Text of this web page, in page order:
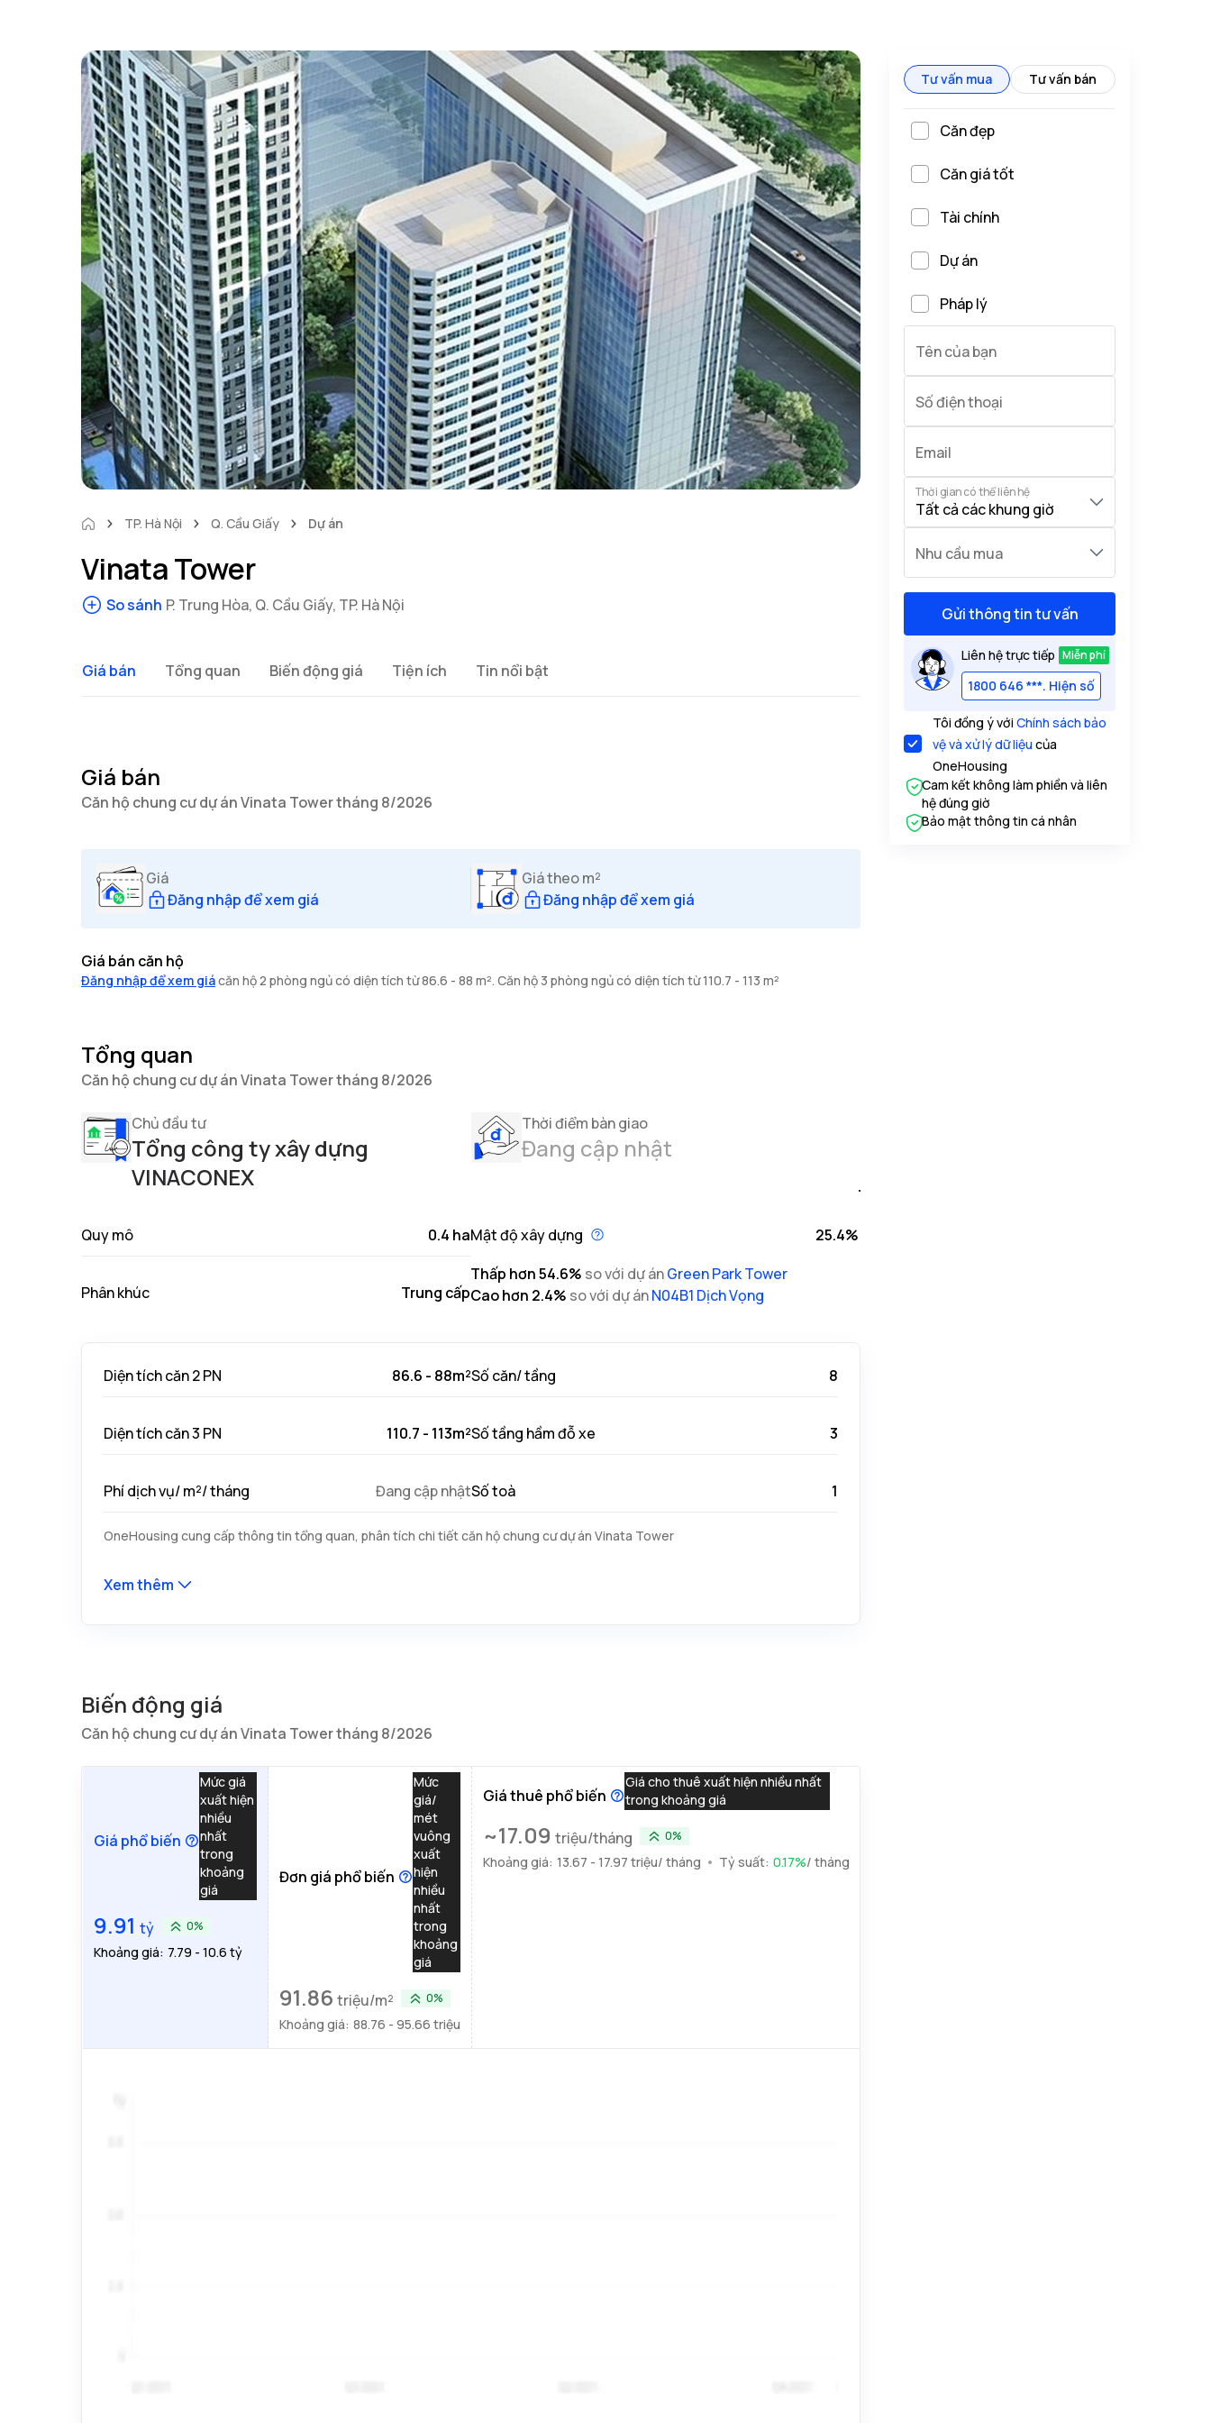
TP. Hà Nội Q. Cầu Giấy Dự án
Vinata Tower
So sánh P. Trung Hòa, Q. Cầu Giấy, TP. Hà Nội
Giá bán Tổng quan Biến động giá Tiện ích Tin nổi bật
Giá bán
Căn hộ chung cư dự án Vinata Tower tháng 8/2026
Giá
Đăng nhập để xem giá
Giá theo m²
Đăng nhập để xem giá
Giá bán căn hộ
Đăng nhập để xem giácăn hộ 2 phòng ngủ có diện tích từ 86.6 - 88 m². Căn hộ 3 phòng ngủ có diện tích từ 110.7 - 113 m²
Tổng quan
Căn hộ chung cư dự án Vinata Tower tháng 8/2026
Chủ đầu tư
Tổng công ty xây dựng
VINACONEX
Thời điểm bàn giao
Đang cập nhật
Quy mô 0.4 ha
Phân khúc Trung cấp
Mật độ xây dựng
25.4%
Thấp hơn54.6% so với dự ánGreen Park Tower
Cao hơn 2.4% so với dự ánN04B1 Dịch Vọng
Diện tích căn 2 PN 86.6 - 88m²
Diện tích căn 3 PN 110.7 - 113m²
Phí dịch vụ/ m²/ tháng Đang cập nhật
Số căn/ tầng 8
Số tầng hầm đỗ xe 3
Số toà 1
OneHousing cung cấp thông tin tổng quan, phân tích chi tiết căn hộ chung cư dự án Vinata Tower
Xem thêm
Biến động giá
Căn hộ chung cư dự án Vinata Tower tháng 8/2026
Giá phổ biến
Mức giá
xuất hiện
nhiều
nhất
trong
khoảng
giá
9.91 tỷ 0%
Khoảng giá: 7.79 - 10.6 tỷ
Đơn giá phổ biến
Mức
giá/
mét
vuông
xuất
hiện
nhiều
nhất
trong
khoảng
giá
91.86 triệu/m² 0%
Khoảng giá: 88.76 - 95.66 triệu
Giá thuê phổ biến
Giá cho thuê xuất hiện nhiều nhất
trong khoảng giá
~17.09 triệu/tháng 0%
Khoảng giá: 13.67 - 17.97 triệu/ tháng Tỷ suất: 0.17%/ tháng
Tư vấn mua Tư vấn bán
Căn đẹp
Căn giá tốt
Tài chính
Dự án
Pháp lý
Tên của bạn
Số điện thoại
Email
Thời gian có thể liên hệ
Nhu cầu mua
Gửi thông tin tư vấn
Liên hệ trực tiếp Miễn phí
1800 646 ***. Hiện số
Tôi đồng ý với Chính sách bảo
vệ và xử lý dữ liệu của
OneHousing
Cam kết không làm phiền và liên
hệ đúng giờ
Bảo mật thông tin cá nhân